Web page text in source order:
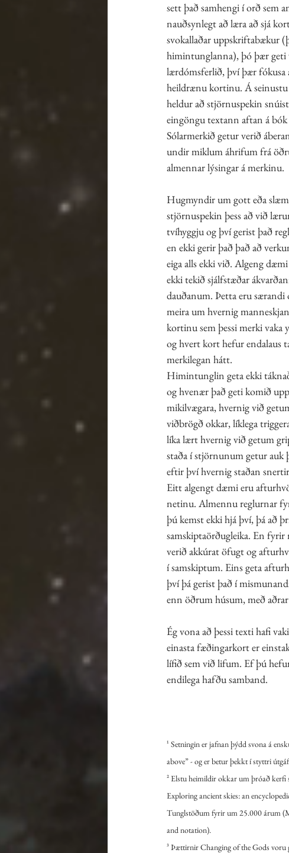
sett það samhengi í orð sem
nauðsynlegt að læra að sjá
svokallaðar uppskriftabækur
himintunglanna), þó þær geti
lærdómsferlið, því þær fókusa
heildrænu kortinu. Á
heldur að stjörnuspekin
eingöngu textann aftan á
Sólarmerkið getur verið
undir miklum áhrifum frá
almennar lýsingar á merkinu.
Hugmyndir um gott eða
stjörnuspekin þess að við
tvíhyggju og því gerist það
en ekki gerir það það að
eiga alls ekki við. Algeng
ekki tekið sjálfstæðar
dauðanum. Þetta eru særandi
meira um hvernig
kortinu sem þessi merki
og hvert kort hefur endalaus
merkilegan hátt.
Himintunglin geta ekki
og hvenær það geti komið
mikilvægara, hvernig við
viðbrögð okkar, líklega
líka lært hvernig við getum
staða í stjörnunum getur auk
eftir því hvernig staðan
Eitt algengt dæmi eru
netinu. Almennu reglurnar
þú kemst ekki hjá því, þá að
samskiptaörðugleika. En
verið akkúrat öfugt og
í samskiptum. Eins geta
því þá gerist það í
enn öðrum húsum, með
Ég vona að þessi texti hafi
einasta fæðingarkort er
lífið sem við lifum. Ef þú
endilega hafðu samband.
¹ Setningin er jafnan þýdd svona á
above” - og er betur þekkt í styttri
² Elstu heimildir okkar um þróað
Exploring ancient skies: an
Tunglstöðum fyrir um 25.000 árum
and notation).
³ Þættirnir Changing of the Gods voru